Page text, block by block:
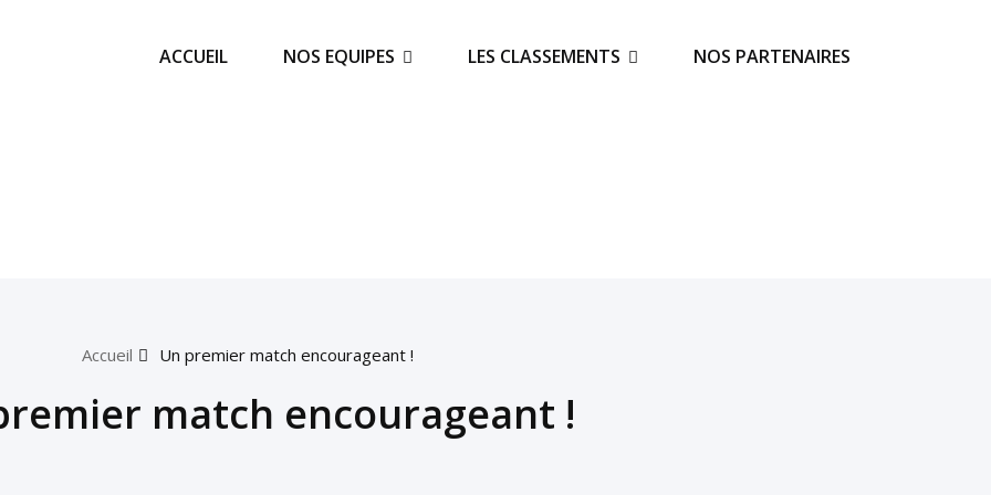
ACCUEIL NOS EQUIPES LES CLASSEMENTS NOS PARTENAIRES
Accueil Un premier match encourageant !
match encourageant !